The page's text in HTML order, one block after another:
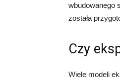
wbudowanego
została
Czy
Wiele modeli